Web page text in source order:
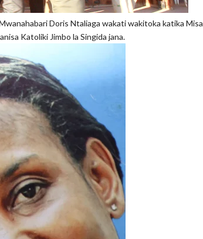
Doris Ntaliaga wakati wakitoka katika Misa
Katoliki Jimbo la Singida jana.